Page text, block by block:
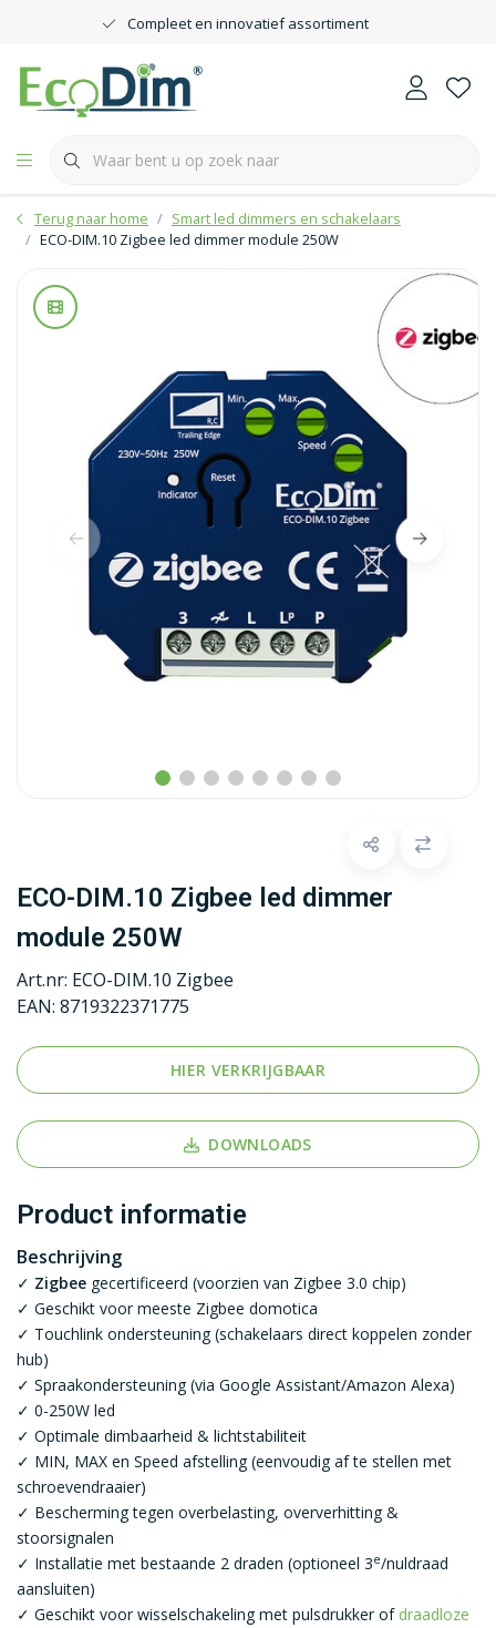
Compleet en innovatief assortiment
Terug naar home
Smart led dimmers en schakelaars
ECO-DIM.10 Zigbee led dimmer module 250W
ECO-DIM.10 Zigbee led dimmer
module 250W
Art.nr: ECO-DIM.10 Zigbee
EAN: 8719322371775
HIER VERKRIJGBAAR
DOWNLOADS
Product informatie
Beschrijving
✓ Zigbee gecertificeerd (voorzien van Zigbee 3.0 chip)
✓ Geschikt voor meeste Zigbee domotica
✓ Touchlink ondersteuning (schakelaars direct koppelen zonder
hub)
✓ Spraakondersteuning (via Google Assistant/Amazon Alexa)
✓ 0-250W led
✓ Optimale dimbaarheid & lichtstabiliteit
✓ MIN, MAX en Speed afstelling (eenvoudig af te stellen met
schroevendraaier)
✓ Bescherming tegen overbelasting, oververhitting &
stoorsignalen
✓ Installatie met bestaande 2 draden (optioneel 3e/nuldraad
aansluiten)
✓ Geschikt voor wisselschakeling met pulsdrukker of draadloze